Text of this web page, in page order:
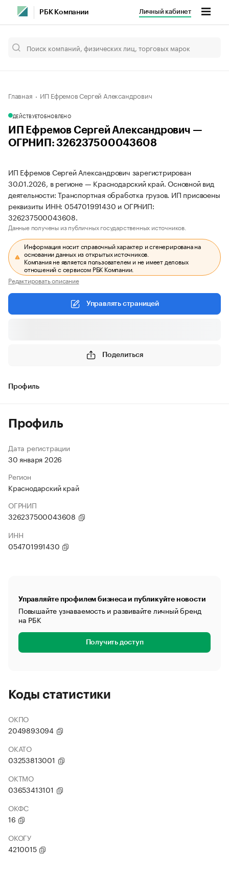
РБК Компании Личный кабинет
Главная ИП Ефремов Сергей Александрович
ДЕЙСТВУЕТОБНОВЛЕНО
ИП Ефремов Сергей Александрович —
ОГРНИП: 326237500043608
ИП Ефремов Сергей Александрович зарегистрирован
30.01.2026, в регионе — Краснодарский край. Основной вид
деятельности: Транспортная обработка грузов. ИП присвоены
реквизиты ИНН: 054701991430 и ОГРНИП:
326237500043608.
Данные получены из публичных государственных источников.
Информация носит справочный характер и сгенерирована на
основании данных из открытых источников.
Компания не является пользователем и не имеет деловых
отношений с сервисом РБК Компании.
Редактировать описание
Управлять страницей
Поделиться
Профиль
Профиль
Дата регистрации
30 января 2026
Регион
Краснодарский край
ОГРНИП
326237500043608
ИНН
054701991430
Управляйте профилем бизнеса и публикуйте новости
Повышайте узнаваемость и развивайте личный бренд
на РБК
Получить доступ
Коды статистики
ОКПО
2049893094
ОКАТО
03253813001
ОКТМО
03653413101
ОКФС
16
ОКОГУ
4210015